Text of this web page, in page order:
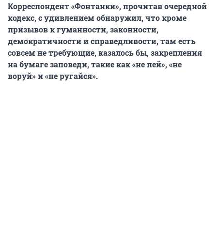
Корреспондент «Фонтанки», прочитав очередной
кодекс, с удивлением обнаружил, что кроме
призывов к гуманности, законности,
демократичности и справедливости, там есть
совсем не требующие, казалось бы, закрепления
на бумаге заповеди, такие как «не пей», «не
воруй» и «не ругайся».